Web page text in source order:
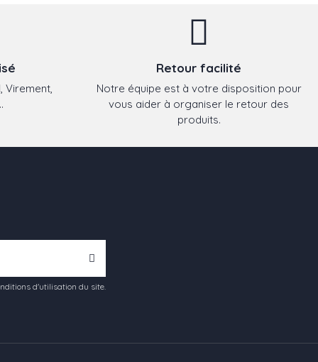
Virement,
Retour facilité
Notre équipe est à votre disposition pour
vous aider à organiser le retour des
produits.
d'utilisation du site.